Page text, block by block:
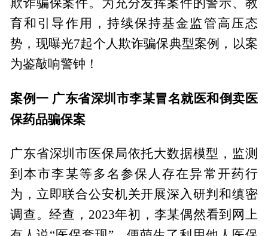
欺诈骗保案件。为充分发挥案件的警示、教
育和引导作用，持续保持基金监管高压态
势，现曝光7起个人欺诈骗保典型案例，以案
为鉴敲响警钟！
案例一 广东省深圳市李某冒名就医和倒卖医
保药品骗保案
广东省深圳市医保局依托大数据模型，监测
到本市李某等多名参保人存在异常开药行
为，立即联合公安机关开展深入研判和缜密
调查。经查，2023年初，李某偶然看到网上